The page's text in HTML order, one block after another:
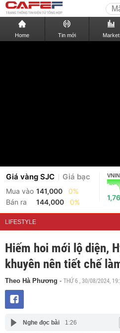
Home Tin mới Market
Giá vàng SJC Giá bạc
Mua vào 141,000
0%
Bán ra
144,000 0%
LIFESTYLE
Hiếm hoi mới lộ diện,
khuyên nên tiết chế
Theo Hà Phương - THỨ 6 , 30/08/2024,
Nghe đọc bài 1:26